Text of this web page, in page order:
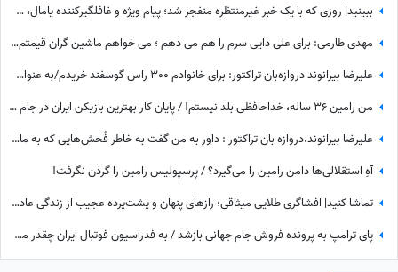
ببینید| روزی که با یک خبر غیرمنتظره منفجر شد؛ پیام ویژه و غافلگیرکننده یامال، ستاره تیم اسپانیا برای دختر 28 ساله داور صداتو چه بود؟
مهدی طارمی: برای علی دایی سرم را هم می دهم ؛ می خواهم ماشین گران قیمتم را ....
علیرضا بیرانوند دروازه‌بان تراکتور: برای خانوادم 300 راس گوسفند خریدم/به عنوان یک چوپان همیشه سنگ در دستانم بود تا از گوسفندان مراقبت کنم
من رامین 36 ساله، خداحافظی بلد نیستم! / پایان کار بهترین بازیکن ایران در جام جهانی با استقلال تهران
علیرضا بیرانوند،دروازه بان تراکتور : داور به من گفت به خاطر فُحش‌هایی که به مادرت میدن بهت کارت نمیدم!/ ما حواله ماشین نگرفتیم
آهِ استقلالی‌ها دامن رامین را می‌گیرد؟ / پرسپولیس رامین را گردن نگرفت!
تماشا کنید| افشاگری طلایی میثاقی؛ رازهای پنهان و پشت‌پرده عجیب از زندگی عادل فردوسی‌پور که تا امروز نشنیده بودید!
پای ترامپ به پرونده فروش جام جهانی بازشد / به فدراسیون فوتبال ایران چقدر می‌رسد؟